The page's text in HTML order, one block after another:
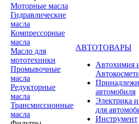
Моторные масла
Гидравлические
масла
Компрессорные
масла
Масло для
мототехники
Промывочные
масла
Редукторные
масла
Трансмиссионные
масла
АВТОТОВАРЫ
Автохимия
автомобиля
Электрика
для
Инструмент